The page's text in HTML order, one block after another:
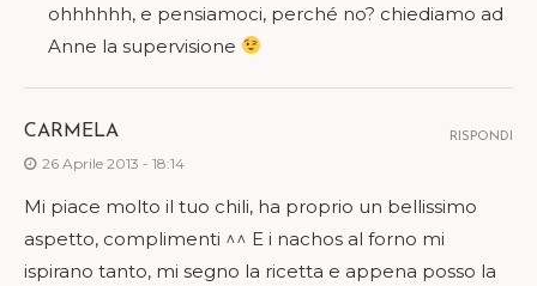
ohhhhhh, e pensiamoci, perché no? chiediamo ad
Anne la supervisione
CARMELA
26 Aprile 2013 - 18:14
Mi piace molto il tuo chili, ha proprio un bellissimo
aspetto, complimenti ^^ E i nachos al forno mi
ispirano tanto, mi segno la ricetta e appena posso la
RISPONDI